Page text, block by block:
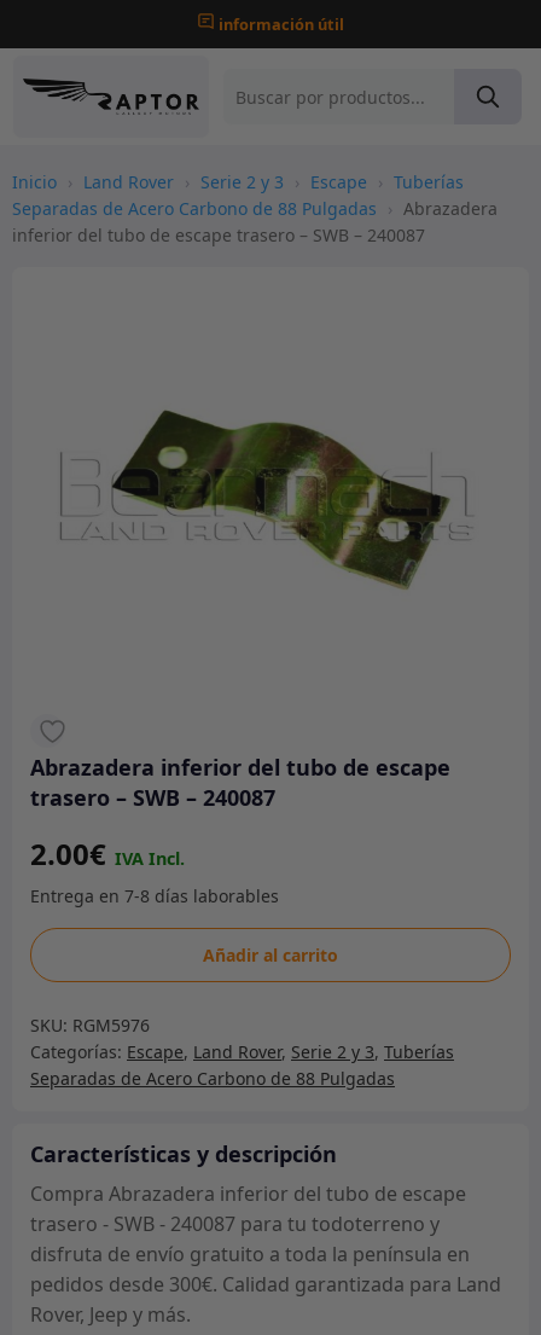
información útil
Inicio › Land Rover › Serie 2 y 3 › Escape › Tuberías
Separadas de Acero Carbono de 88 Pulgadas › Abrazadera
inferior del tubo de escape trasero – SWB – 240087
Abrazadera inferior del tubo de escape
trasero – SWB – 240087
2.00€
Abrazadera
inferior
tubo
de
escape
-
SWB
-
240087
cantidad
Añadir al carrito
SKU: RGM5976
Categorías: Escape, Land Rover, Serie 2 y 3, Tuberías
Separadas de Acero Carbono de 88 Pulgadas
Características y descripción
Compra Abrazadera inferior del tubo de escape
trasero - SWB - 240087 para tu todoterreno y
disfruta de envío gratuito a toda la península en
pedidos desde 300€. Calidad garantizada para Land
Rover, Jeep y más.